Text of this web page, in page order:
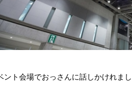
ント会場でおっさんに話しかけれまし